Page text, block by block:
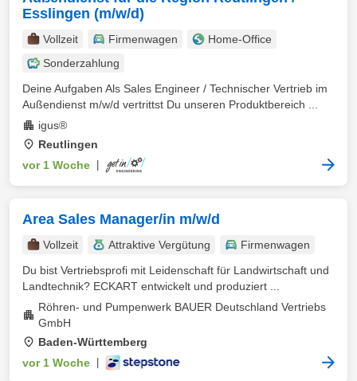
Esslingen (m/w/d)
Vollzeit Firmenwagen
Home-Office
Sonderzahlung
Deine Aufgaben Als Sales Engineer / Technischer Vertrieb im
Außendienst m/w/d vertrittst Du unseren Produktbereich ...
igus®
Reutlingen
vor 1 Woche
Area Sales Manager/in m/w/d
Vollzeit Attraktive Vergütung
Firmenwagen
Du bist Vertriebsprofi mit Leidenschaft für Landwirtschaft und
Landtechnik? ECKART entwickelt und produziert ...
Röhren- und Pumpenwerk BAUER Deutschland Vertriebs
GmbH
Baden-Württemberg
vor 1 Woche